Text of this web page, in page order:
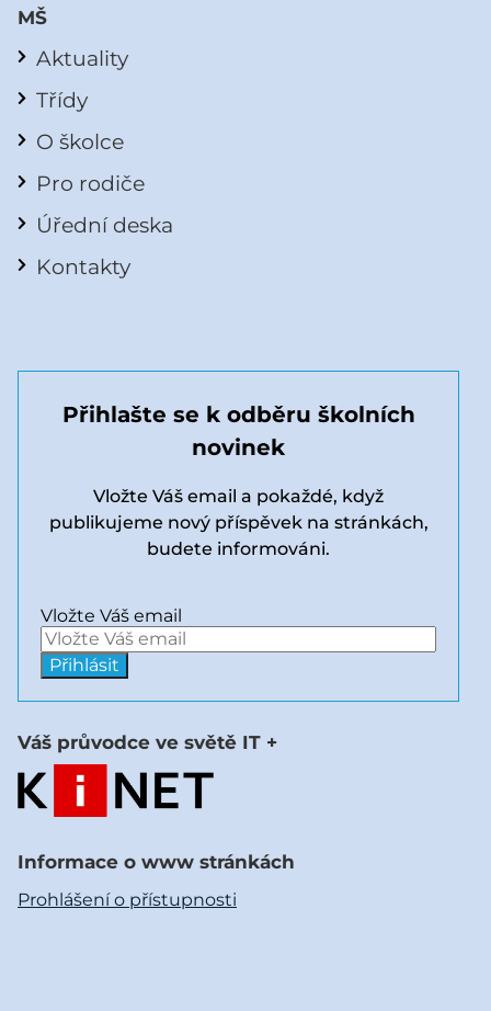
MŠ
Aktuality
Třídy
O školce
Pro rodiče
Úřední deska
Kontakty
Přihlašte se k odběru školních
novinek
Vložte Váš email a pokaždé, když
publikujeme nový příspěvek na stránkách,
budete informováni.
Vložte Váš email
Váš průvodce ve světě IT +
Informace o www stránkách
Prohlášení o přístupnosti